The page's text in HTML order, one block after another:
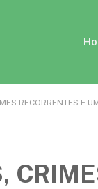
RECORRENTES E